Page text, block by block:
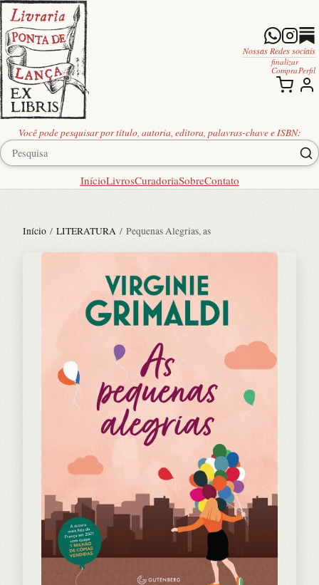
Você pode pesquisar por título, autoria, editora, palavras-chave e ISBN:
InícioLivrosCuradoriaSobreContato
Nossas Redes sociais
finalizar
Compra Perfil
Início / LITERATURA / Pequenas Alegrias, as